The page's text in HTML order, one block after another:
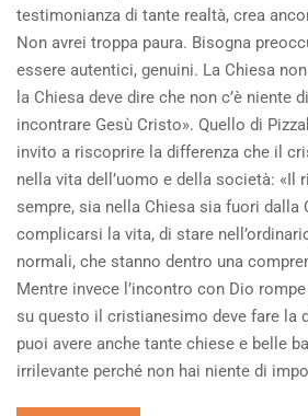
testimonianza di tante realtà, crea
Non avrei troppa paura. Bisogna
essere autentici, genuini. La Chiesa
la Chiesa deve dire che non c’è niente
incontrare Gesù Cristo». Quello di
invito a riscoprire la differenza che il
nella vita dell’uomo e della società: «Il
sempre, sia nella Chiesa sia fuori dalla
complicarsi la vita, di stare
normali, che stanno dentro una
Mentre invece l’incontro con Dio
su questo il cristianesimo deve fare la
puoi avere anche tante chiese e belle
irrilevante perché non hai niente di